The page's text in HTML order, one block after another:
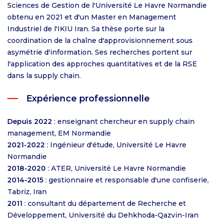
Sciences de Gestion de l'Université Le Havre Normandie
obtenu en 2021 et d'un Master en Management
Industriel de l'IKIU Iran. Sa thèse porte sur la
coordination de la chaîne d'approvisionnement sous
asymétrie d'information. Ses recherches portent sur
l'application des approches quantitatives et de la RSE
dans la supply chain.
Expérience professionnelle
Depuis 2022 : enseignant chercheur en supply chain
management, EM Normandie
2021-2022 : Ingénieur d'étude, Université Le Havre
Normandie
2018-2020 : ATER, Université Le Havre Normandie
2014-2015 : gestionnaire et responsable d'une confiserie,
Tabriz, Iran
2011 : consultant du département de Recherche et
Développement, Université du Dehkhoda-Qazvin-Iran